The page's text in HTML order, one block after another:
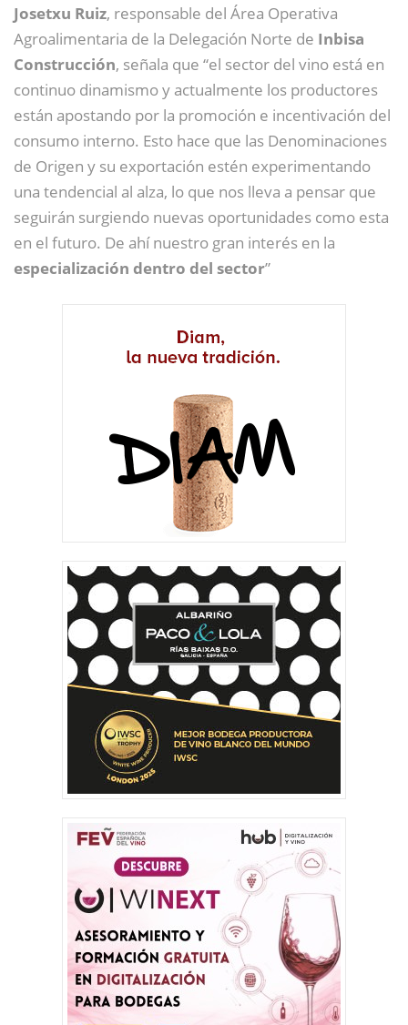
Josetxu Ruiz, responsable del Área Operativa
Agroalimentaria de la Delegación Norte de Inbisa
Construcción, señala que “el sector del vino está en
continuo dinamismo y actualmente los productores
están apostando por la promoción e incentivación del
consumo interno. Esto hace que las Denominaciones
de Origen y su exportación estén experimentando
una tendencial al alza, lo que nos lleva a pensar que
seguirán surgiendo nuevas oportunidades como esta
en el futuro. De ahí nuestro gran interés en la
especialización dentro del sector”